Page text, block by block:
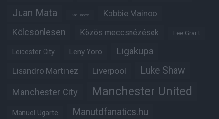
Juan Mata Karl Darlow Kobbie Mainoo
Kölcsönlesen Közös meccsnézések Lee Grant
Leicester City Leny Yoro Ligakupa
Lisandro Martinez Liverpool Luke Shaw
Manchester City Manchester United
Manuel Ugarte Manutdfanatics.hu